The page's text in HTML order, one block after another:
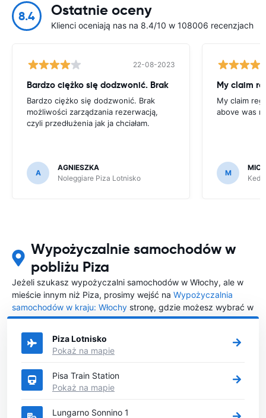
8.4 Ostatnie oceny
Klienci oceniają nas na 8.4/10 w 108006 recenzjach
22-08-2023
Bardzo ciężko się dodzwonić. Brak
Bardzo ciężko się dodzwonić. Brak
możliwości zarządzania rezerwacją,
czyli przedłużenia jak ja chciałam.
A
AGNIESZKA
Noleggiare Piza Lotnisko
My claim
above was
M
Wypożyczalnie samochodów w
pobliżu Piza
Jeżeli szukasz wypożyczalni samochodów w Włochy, ale w
mieście innym niż Piza, prosimy wejść na Wypożyczalnia
samochodów w kraju: Włochy stronę, gdzie możesz wybrać w
którym mieście w Włochy chciałabyś wypożyczyć samochód.
Piza Lotnisko
Pokaż na mapie
Pisa Train Station
Pokaż na mapie
Lungarno Sonnino 1